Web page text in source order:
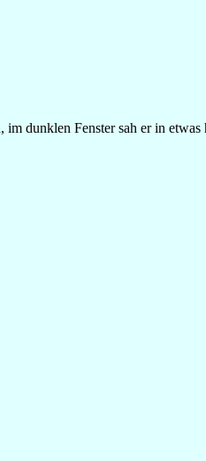
dunklen Fenster sah er in